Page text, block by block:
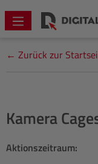
springen
← Zurück zur
Kamera
Aktionszeitraum: